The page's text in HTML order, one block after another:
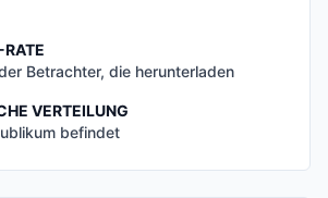
Betrachter, die herunterladen
VERTEILUNG
befindet